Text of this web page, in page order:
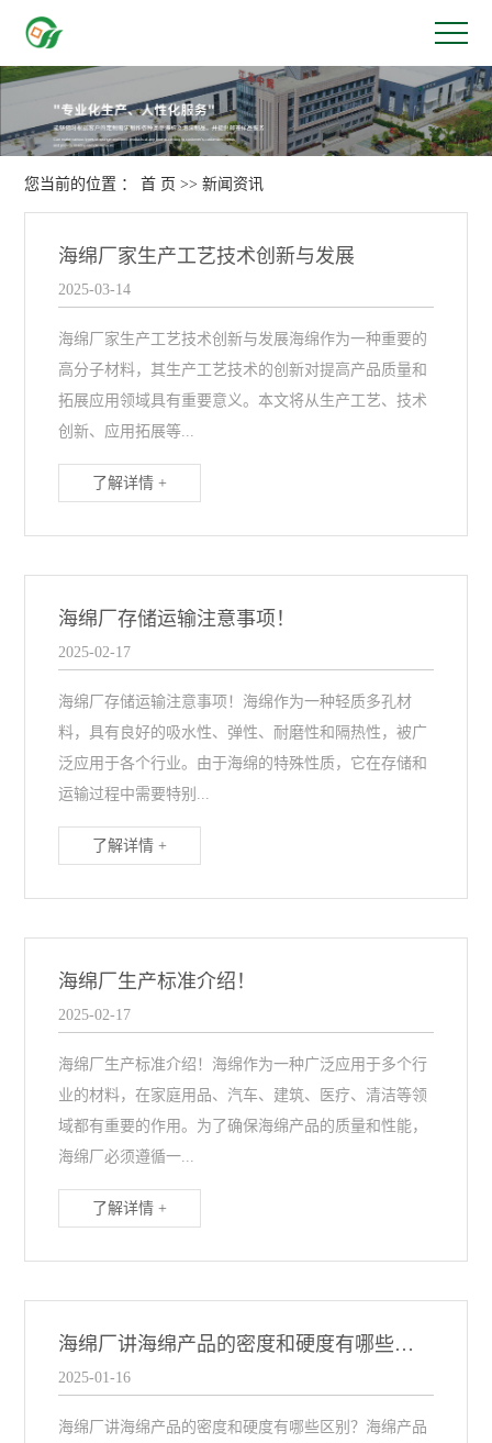
您当前的位置 ：首 页 >>新闻资讯
海绵厂家生产工艺技术创新与发展
2025-03-14
海绵厂家生产工艺技术创新与发展海绵作为一种重要的
高分子材料，其生产工艺技术的创新对提高产品质量和
拓展应用领域具有重要意义。本文将从生产工艺、技术
创新、应用拓展等...
了解详情 +
海绵厂存储运输注意事项！
2025-02-17
海绵厂存储运输注意事项！海绵作为一种轻质多孔材
料，具有良好的吸水性、弹性、耐磨性和隔热性，被广
泛应用于各个行业。由于海绵的特殊性质，它在存储和
运输过程中需要特别...
了解详情 +
海绵厂生产标准介绍！
2025-02-17
海绵厂生产标准介绍！海绵作为一种广泛应用于多个行
业的材料，在家庭用品、汽车、建筑、医疗、清洁等领
域都有重要的作用。为了确保海绵产品的质量和性能，
海绵厂必须遵循一...
了解详情 +
海绵厂讲海绵产品的密度和硬度有哪些区别？
2025-01-16
海绵厂讲海绵产品的密度和硬度有哪些区别？海绵产品